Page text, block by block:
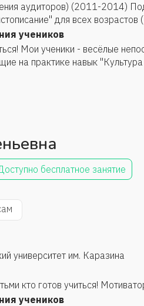
(2011-2014) Подготовка к школе , Курс
для всех возрастов (2015-
и Вычитание, Умножение и
учеников
познающие
Мир и приобретающие на
бесплатное занятие
университет им. Каразина
Работаю с теми
учеников